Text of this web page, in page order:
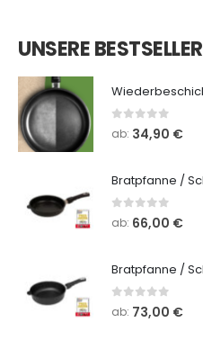
UNSERE BESTSELLER
out of 5
ab: 34,90 €
Bratpfanne /
out of 5
ab: 66,00 €
Bratpfanne /
out of 5
ab: 73,00 €